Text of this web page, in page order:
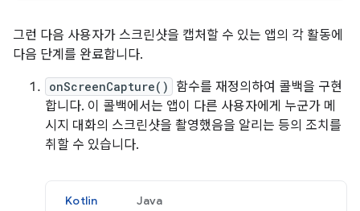
그런 다음 사용자가 스크린샷을 캡처할 수 있는 앱의 각 활동에
다음 단계를 완료합니다.
onScreenCapture()
함수를 재정의하여 콜백을 구현
합니다. 이 콜백에서는 앱이 다른 사용자에게 누군가 메
시지 대화의 스크린샷을 촬영했음을 알리는 등의 조치를
취할 수 있습니다.
Kotlin Java